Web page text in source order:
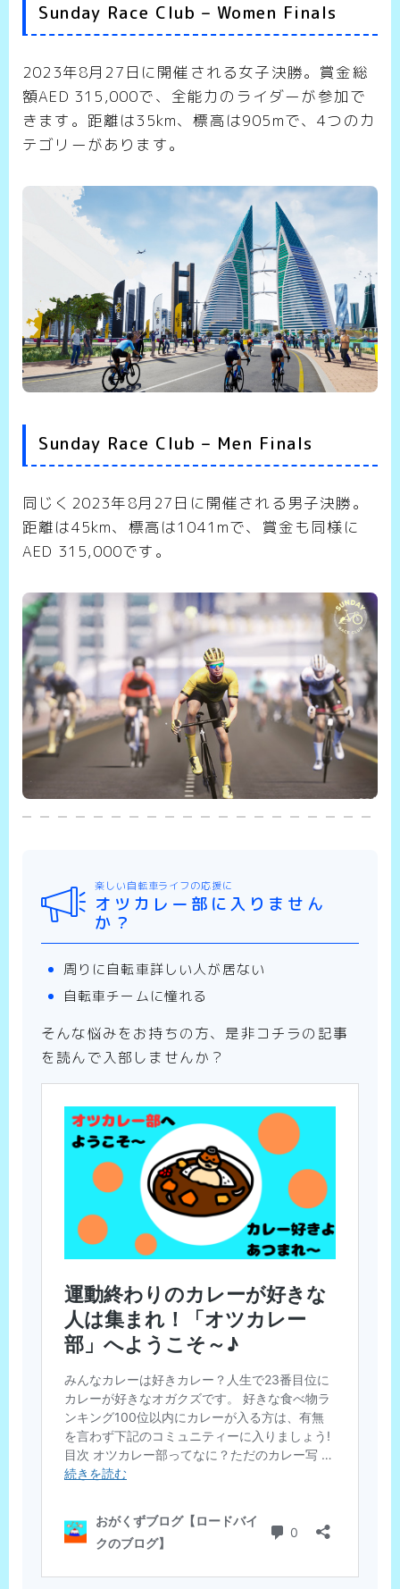
Sunday Race Club – Women Finals
2023年8月27日に開催される女子決勝。賞金総
額AED 315,000で、全能力のライダーが参加で
きます。距離は35km、標高は905mで、4つのカ
テゴリーがあります。
Sunday Race Club – Men Finals
同じく2023年8月27日に開催される男子決勝。
距離は45km、標高は1041mで、賞金も同様に
AED 315,000です。
楽しい自転車ライフの応援に
オツカレー部に入りません
か？
周りに自転車詳しい人が居ない
自転車チームに憧れる
そんな悩みをお持ちの方、是非コチラの記事
を読んで入部しませんか？